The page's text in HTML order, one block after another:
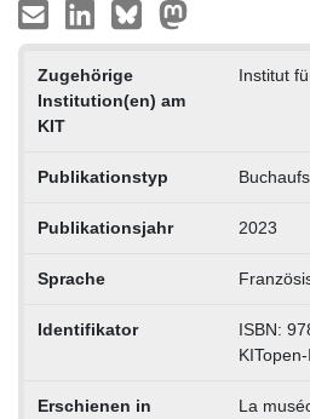
Zugehörige
Institution(en) am
KIT
Institut
Publikationstyp
Publikationsjahr 2023
Sprache
Identifikator
ISBN:
Erschienen in
La